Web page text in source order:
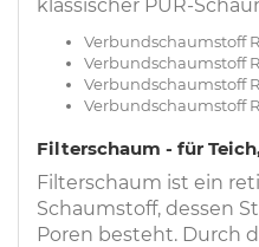
klassischer PUR-
Verbundschaumstoff
Verbundschaumstoff
Verbundschaumstoff
Verbundschaumstoff
Filterschaum - für
Filterschaum ist ein
Schaumstoff, dessen
Poren besteht. Durch